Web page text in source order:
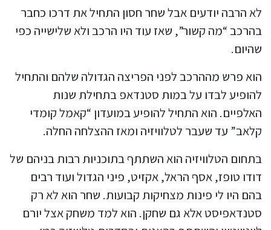
לא הרבה יודעים אבל שחר חסון התחיל את דרכו כחבר
בהרכב “מה קשור”, שאז עוד היו הרכב ולא שלישייה כפי
שהיום.
הוא פרש מההרכב לפני הפריצה הגדולה שלהם והתחיל
להופיע לבדו על במות סטנדאפ בתחילת שנות
האלפיים. הוא התחיל להופיע במועדון “קאמל קומדי
קלאב” עד שעבר לטלוויזיה ומאז ההצלחה החלה.
בתחום הטלוויזיה הוא השתתף בתוכניות רבות בניהם של
דודו טופז, אסף הראל, אקזיט, פיני הגדול ועוד רבים
בהם היו לי פינות מצחיקות קבועות. שחר הוא לא רק
סטנדאפיסט אלא גם שחקן. הוא למד משחק אצל יורם